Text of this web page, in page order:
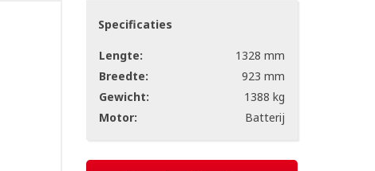
Specificaties
Lengte:
1328 mm
Breedte:
923 mm
Gewicht:
1388 kg
Motor:
Batterij